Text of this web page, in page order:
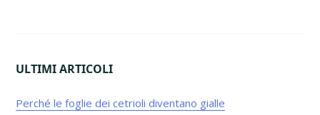
ULTIMI ARTICOLI
Perché le foglie dei cetrioli diventano gialle​